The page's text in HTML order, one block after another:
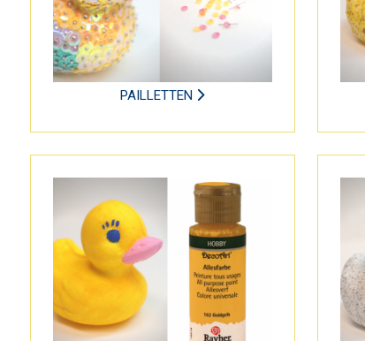
PAILLETTEN